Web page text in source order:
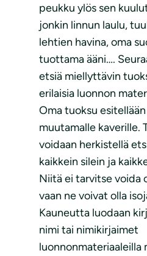
peukku ylös sen
jonkin linnun laulu,
lehtien havina, oma
tuottama ääni….
etsiä miellyttävin
erilaisia luonnon
Oma tuoksu
muutamalle kaverille.
voidaan herkistellä
kaikkein silein ja
Niitä ei tarvitse voida
vaan ne voivat olla
Kauneutta luodaan
nimi tai nimikirjaimet
luonnonmateriaaleilla